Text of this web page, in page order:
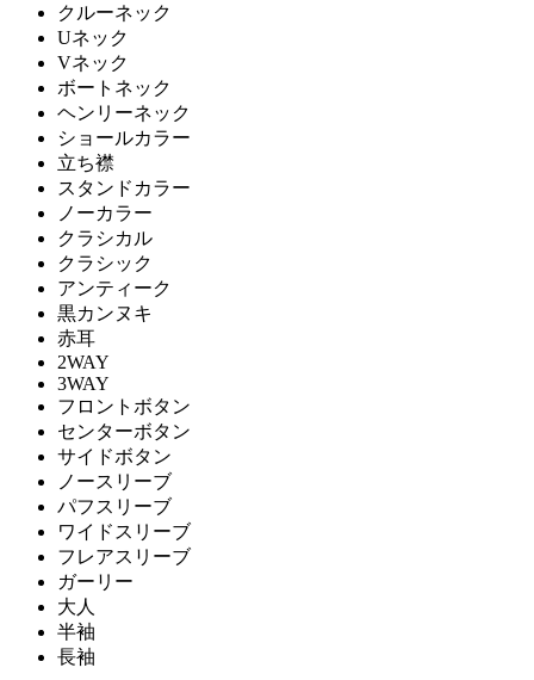
クルーネック
Uネック
Vネック
ボートネック
ヘンリーネック
ショールカラー
立ち襟
スタンドカラー
ノーカラー
クラシカル
クラシック
アンティーク
黒カンヌキ
赤耳
2WAY
3WAY
フロントボタン
センターボタン
サイドボタン
ノースリーブ
パフスリーブ
ワイドスリーブ
フレアスリーブ
ガーリー
大人
半袖
長袖